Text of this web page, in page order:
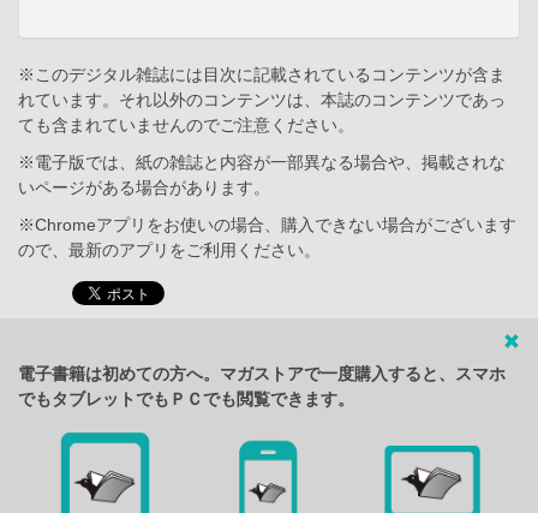
※このデジタル雑誌には目次に記載されているコンテンツが含ま
れています。それ以外のコンテンツは、本誌のコンテンツであっ
ても含まれていませんのでご注意ください。
※電子版では、紙の雑誌と内容が一部異なる場合や、掲載されな
いページがある場合があります。
※Chromeアプリをお使いの場合、購入できない場合がございます
ので、最新のアプリをご利用ください。
電子書籍は初めての方へ。マガストアで一度購入すると、スマホ
でもタブレットでもＰＣでも閲覧できます。